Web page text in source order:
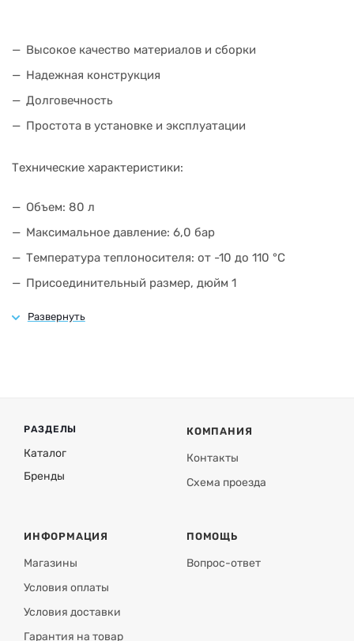
Высокое качество материалов и сборки
Надежная конструкция
Долговечность
Простота в установке и эксплуатации
Технические характеристики:
Объем: 80 л
Максимальное давление: 6,0 бар
Температура теплоносителя: от -10 до 110 °C
Присоединительный размер, дюйм 1
РАЗДЕЛЫ
Каталог
Бренды
КОМПАНИЯ
Контакты
Схема проезда
ИНФОРМАЦИЯ
Магазины
Условия оплаты
Условия доставки
Гарантия на товар
ПОМОЩЬ
Вопрос-ответ